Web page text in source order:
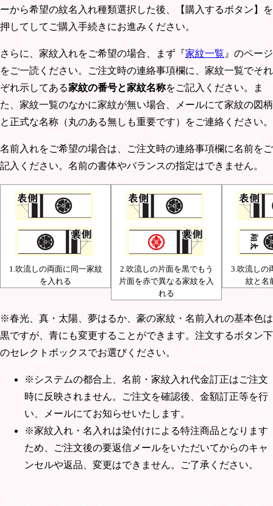
ーから希望の紋名入れ種類選択した後、【購入するボタン】を
押してしてご購入手続きにお進みください。
さらに、家紋入れをご希望の場合、まず『家紋一覧 』のページ
をご一読ください。ご注文時の連絡事項欄に、家紋一覧でそれ
ぞれ示してある家紋の番号と家紋名称をご記入ください。ま
た、家紋一覧のなかに家紋が無い場合、メールにて家紋の図柄
と正式な名称（丸のある無しも重要です）をご連絡ください。
名前入れをご希望の場合は、ご注文時の連絡事項欄に名前をご
記入ください。名前の書体やバランスの指定はできません。
1.吹流しの両面に同一家紋
を入れる
2.吹流しの片面を黒でもう
片面を赤で異なる家紋を入
れる
3.吹流しの
紋と名
※春光、真・太陽、夢はるか、豪の家紋・名前入れの基本色は
黒ですが、青にも変更することができます。注文するボタン下
のセレクトボックスでお選びください。
※システムの都合上、名前・家紋入れ代金訂正はご注文
時に反映されません。ご注文を確認後、金額訂正等を行
い、メールにてお知らせいたします。
※家紋入れ・名入れは染付けによる特注商品となります
ため、ご注文後の要返信メールをいただいてからのキャ
ンセルや返品、変更はできません。ご了承ください。